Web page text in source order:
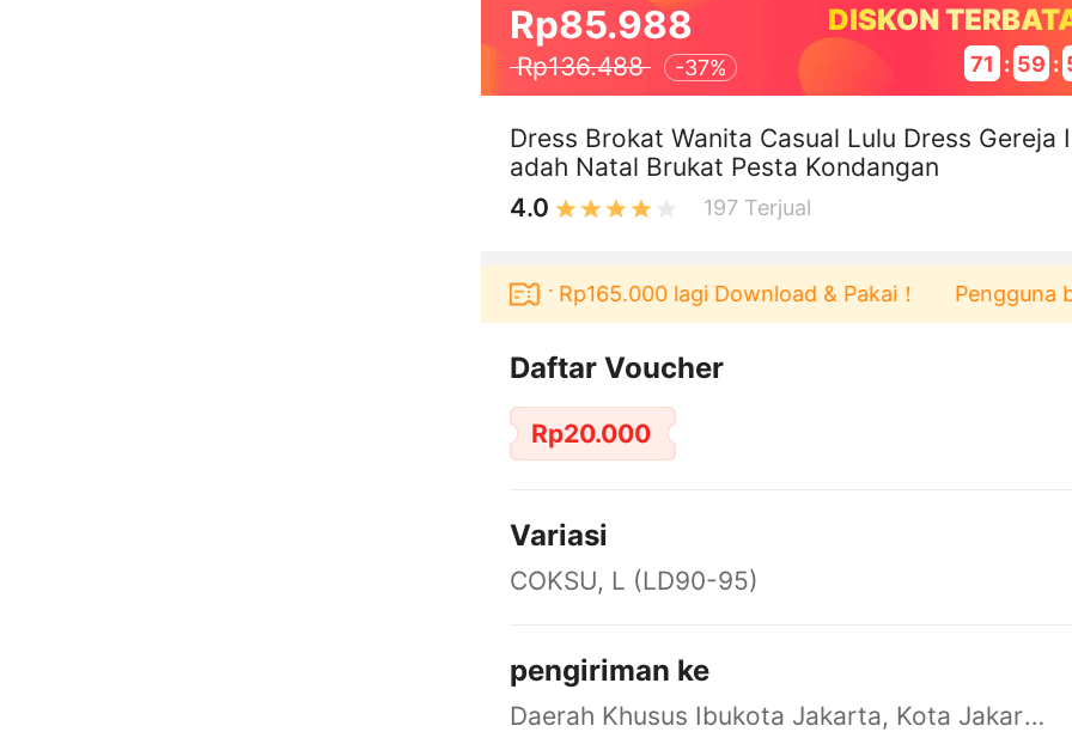
Rp85.988
Rp136.488 -37%
DISKON
71 : 59 :
Dress Brokat Wanita Casual Lulu Dress Gereja
adah Natal Brukat Pesta Kondangan
4.0
197 Terjual
berbelanja di aplikasi Akulaku bisa dapat voucher Rp165.000 lagi Download & Pakai！ Pengguna baru
Daftar Voucher
Rp20.000
Variasi
COKSU, L (LD90-95)
pengiriman ke
Daerah Khusus Ibukota Jakarta, Kota Jakarta Barat, Cengkareng, yy